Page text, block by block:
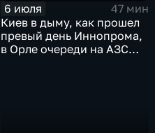
6 июля
47 мин
Киев в дыму, как прошел
превый день Иннопрома,
в Орле очереди на АЗС